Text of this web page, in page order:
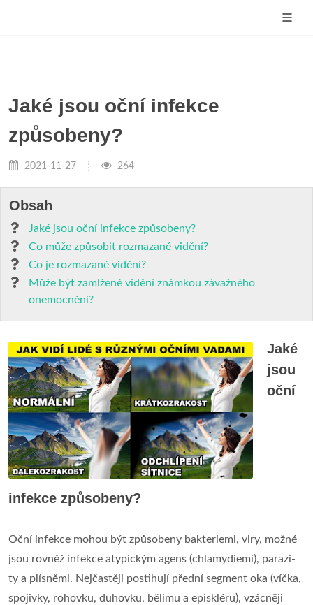
Jaké jsou oční infekce
způsobeny?
2021-11-27 264
Obsah
Jaké jsou oční infekce způsobeny?
Co může způsobit rozmazané vidění?
Co je rozmazané vidění?
Může být zamlžené vidění známkou závažného
onemocnění?
Jaké
jsou
oční
infekce způsobeny?
Oční infekce mohou být způsobeny bakteriemi, viry, možné
jsou rovněž infekce atypickým agens (chlamydiemi), parazi-
ty a plísněmi. Nejčastěji postihují přední segment oka (víčka,
spojivky, rohovku, duhovku, bělimu a episkléru), vzácněji